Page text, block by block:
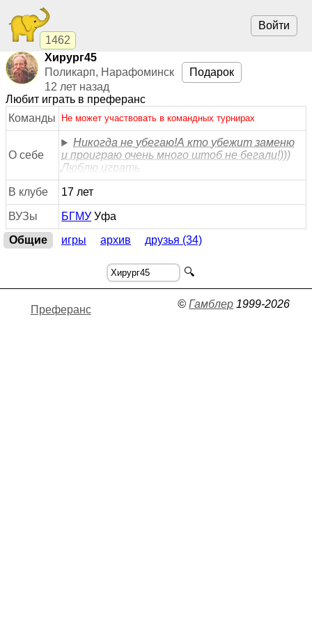
1462
Войти
Хирург45
Поликарп, Нарафоминск
12 лет назад
Подарок
Любит играть в преферанс
Команды
Не может участвовать в командных турнирах
О себе
Никогда не убегаю!А кто убежит заменю
и проиграю очень много штоб не бегали!)))
Люблю играть
В клубе 17 лет
ВУЗы БГМУ Уфа
Общие
игры архив друзья (34)
🔍
Преферанс ©Гамблер 1999-2026